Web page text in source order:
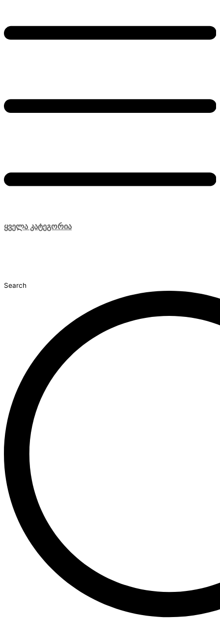
ყველა კატეგორია
Search